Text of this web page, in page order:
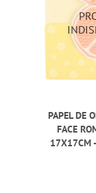
PAPEL DE
FACE
17X17CM